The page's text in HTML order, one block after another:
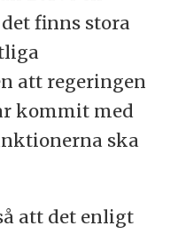
finns stora
att regeringen
kommit med
ska
att det enligt